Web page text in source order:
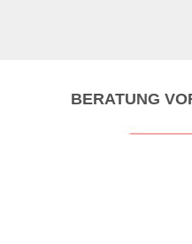
BERATUNG